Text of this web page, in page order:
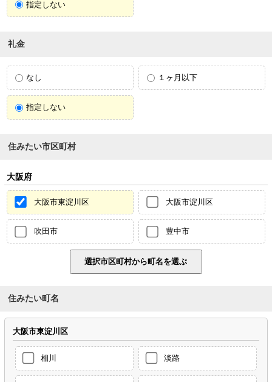
指定しない
礼金
なし １ヶ月以下
指定しない
住みたい市区町村
大阪府
大阪市東淀川区 大阪市淀川区
吹田市 豊中市
住みたい町名
大阪市東淀川区
相川 淡路